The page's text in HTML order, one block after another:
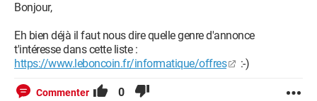
Bonjour,
Eh bien déjà il faut nous dire quelle genre d'annonce
t'intéresse dans cette liste :
https://www.leboncoin.fr/informatique/offres
:-)
Commenter 0